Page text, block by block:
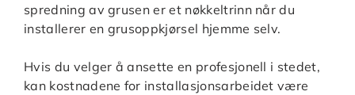
spredning av grusen er et nøkkeltrinn når du
installerer en grusoppkjørsel hjemme selv.
Hvis du velger å ansette en profesjonell i stedet,
kan kostnadene for installasjonsarbeidet være